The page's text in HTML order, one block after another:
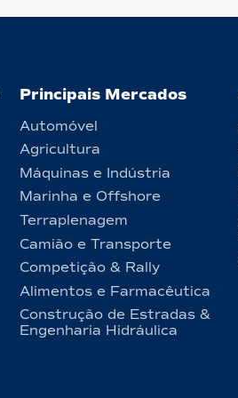
Principais Mercados
Automóvel
Agricultura
Máquinas e Indústria
Marinha e Offshore
Terraplenagem
Camião e Transporte
Competição & Rally
Alimentos e Farmacêutica
Construção de Estradas &
Engenharia Hidráulica